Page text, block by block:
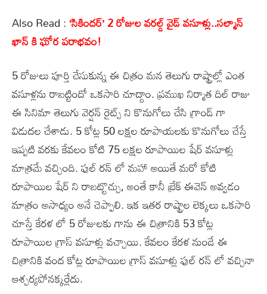
Also Read :‘సికిందర్’ 2 రోజుల వరల్డ్ వైడ్ వసూళ్లు..సల్మాన్
ఖాన్ కి ఘోర పరాభవం!
5 రోజులు పూర్తి చేసుకున్న ఈ చిత్రం మన తెలుగు రాష్ట్రాల్లో ఎంత
వసూళ్లను రాబట్టిందో ఒకసారి చూద్దాం. ప్రముఖ నిర్మాత దిల్ రాజు
ఈ సినిమా తెలుగు వెర్షన్ రైట్స్ ని కొనుగోలు చేసి గ్రాండ్ గా
విడుదల చేశాడు. 5 కోట్ల 50 లక్షల రూపాయలకు కొనుగోలు చేస్తే
ఇప్పటి వరకు కేవలం కోటి 75 లక్షల రూపాయిల షేర్ వసూళ్లు
మాత్రమే వచ్చింది. ఫుల్ రన్ లో మహా అయితే మరో కోటి
రూపాయిల షేర్ ని రాబట్టొచ్చు, అంతే కానీ బ్రేక్ ఈవెన్ అవ్వడం
మాత్రం అసాధ్యం అనే చెప్పాలి. ఇక ఇతర రాష్ట్రాల లెక్కలు ఒకసారి
చూస్తే కేరళ లో 5 రోజులకు గాను ఈ చిత్రానికి 53 కోట్ల
రూపాయిల గ్రాస్ వసూళ్లు వచ్చాయి. కేవలం కేరళ నుండే ఈ
చిత్రానికి వంద కోట్ల రూపాయిల గ్రాస్ వసూళ్లు ఫుల్ రన్ లో వచ్చినా
ఆశ్చర్యపోనక్కర్లేదు.